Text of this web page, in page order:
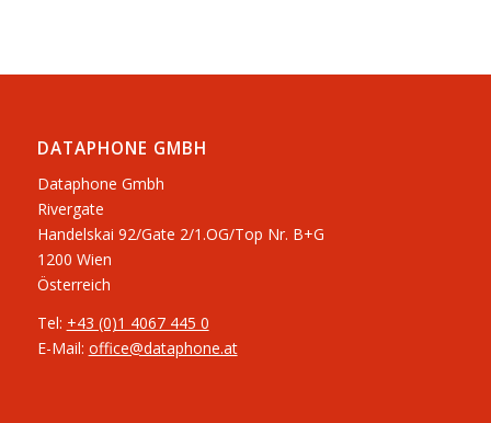
DATAPHONE GMBH
Dataphone Gmbh
Rivergate
​Handelskai 92/Gate 2/1.OG/Top Nr. B+G
1200 Wien
Österreich
Tel: +43 (0)1 4067 445 0
E-Mail: office@dataphone.at